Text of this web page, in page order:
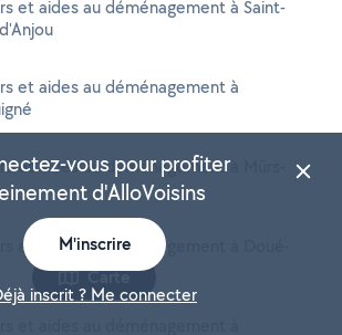
et aides au déménagement à Saint-
et aides au déménagement à
et aides au déménagement à Mûrs-
et aides au déménagement à Doué-
Carte
vous pour profiter
d'AlloVoisins
M'inscrire
inscrit ? Me connecter